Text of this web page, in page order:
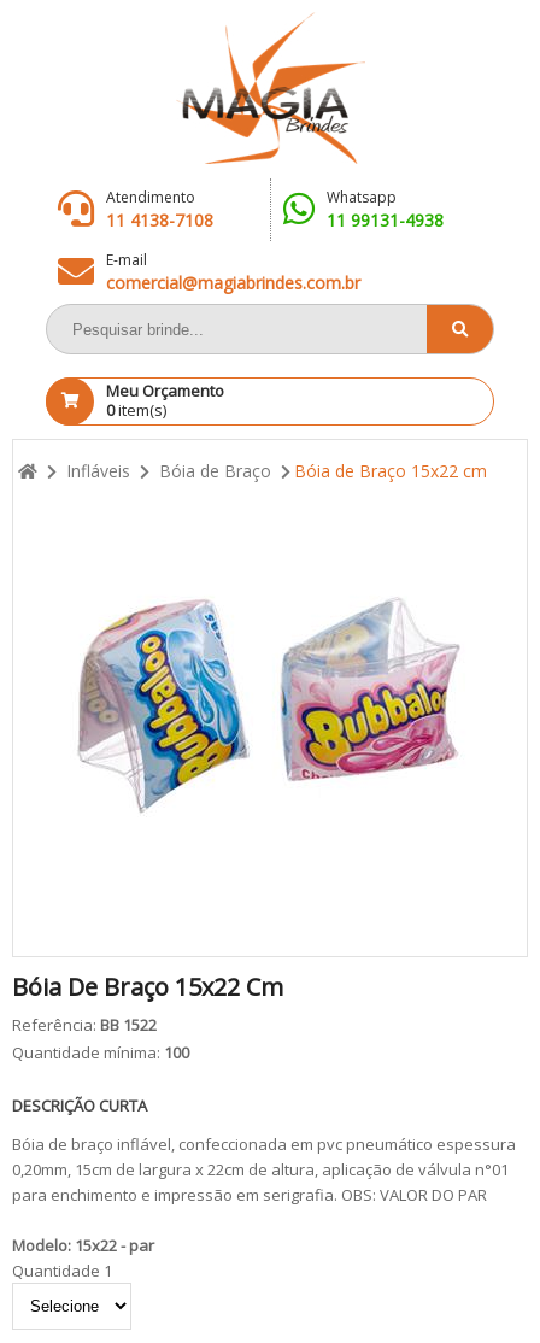
Atendimento
11 4138-7108
Whatsapp
11 99131-4938
E-mail
comercial@magiabrindes.com.br
Meu Orçamento
0item(s)
Infláveis Bóia de Braço Bóia de Braço 15x22 cm
Bóia De Braço 15x22 Cm
Referência: BB 1522
Quantidade mínima: 100
DESCRIÇÃO CURTA
Bóia de braço inflável, confeccionada em pvc pneumático espessura
0,20mm, 15cm de largura x 22cm de altura, aplicação de válvula n°01
para enchimento e impressão em serigrafia. OBS: VALOR DO PAR
Modelo: 15x22 - par
Quantidade 1